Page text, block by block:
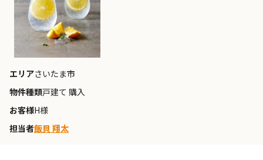
エリアさいたま市
物件種類戸建て 購入
お客様H様
担当者飯貝 翔太